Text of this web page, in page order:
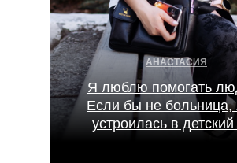
Я люблю помогать
Если бы не больница,
устроилась в
АНАСТАСИЯ